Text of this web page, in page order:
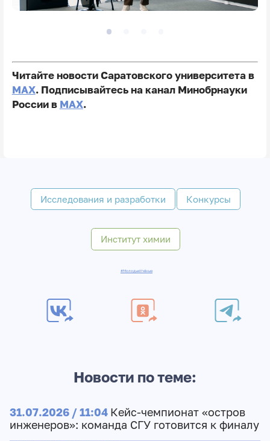
Читайте новости Саратовского университета в
MAX. Подписывайтесь на канал Минобрнауки
России в MAX.
Исследования и разработки Конкурсы
Институт химии
#МолодыеУчёные
Новости по теме:
31.07.2026 / 11:04 Кейс-чемпионат «остров
инженеров»: команда СГУ готовится к финалу